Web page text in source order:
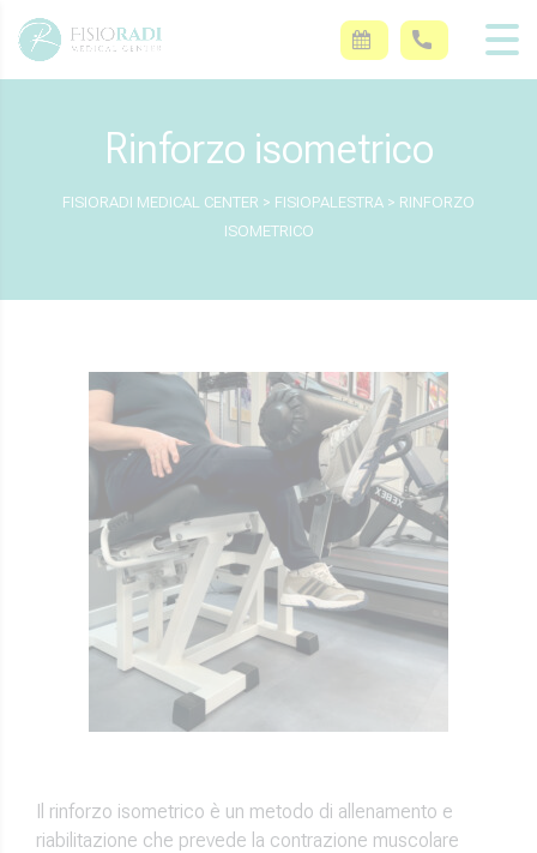
Rinforzo isometrico
FISIORADI MEDICAL CENTER > FISIOPALESTRA > RINFORZO
ISOMETRICO
Il rinforzo isometrico è un metodo di allenamento e
riabilitazione che prevede la contrazione muscolare